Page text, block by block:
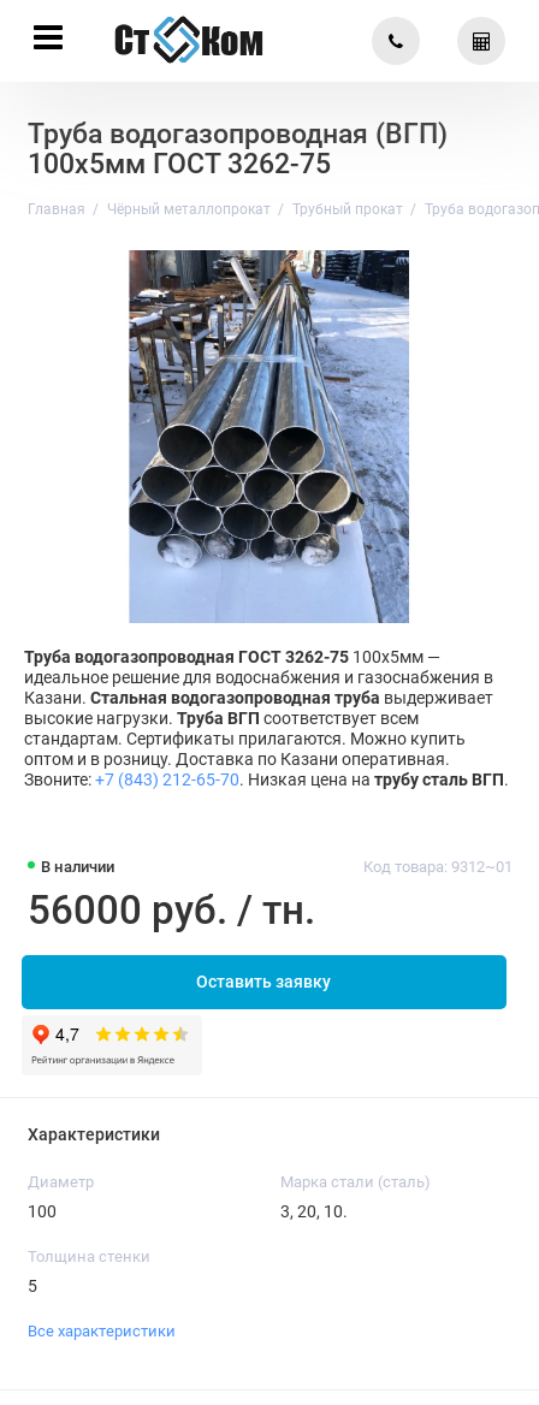
Труба водогазопроводная (ВГП)
100х5мм ГОСТ 3262-75
Главная Чёрный металлопрокат Трубный прокат Труба
В наличии Код товара: 9312~01
56000 руб. / тн.
Оставить заявку
Труба водогазопроводная ГОСТ 3262-75 100х5мм —
идеальное решение для водоснабжения и газоснабжения в
Казани. Стальная водогазопроводная труба выдерживает
высокие нагрузки. Труба ВГП соответствует всем
стандартам. Сертификаты прилагаются. Можно купить
оптом и в розницу. Доставка по Казани оперативная.
Звоните:+7 (843) 212-65-70. Низкая цена на трубу сталь ВГП.
Характеристики
Диаметр
100
Марка стали (сталь)
3, 20, 10.
Толщина стенки
5
Все характеристики